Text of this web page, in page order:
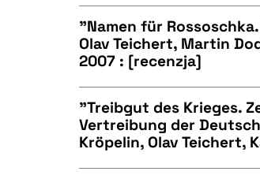
BIBTEX
CZYSTY TEKST
BIBTEX
"Namen für
Olav Teichert, Martin
2007 : [recenzja]
CZYSTY TEKST
"Treibgut des Krieges.
Vertreibung der
Kröpelin, Olav Teichert,